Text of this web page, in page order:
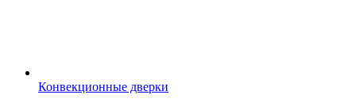
Конвекционные дверки